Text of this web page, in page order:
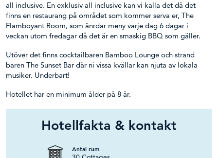
all inclusive. En exklusiv all inclusive kan vi kalla det då det
finns en restaurang på området som kommer serva er, The
Flamboyant Room, som änrdar meny varje dag 6 dagar i
veckan utom fredagar då det är en smaskig BBQ som gäller.
Utöver det finns cocktailbaren Bamboo Lounge och strand
baren The Sunset Bar där ni vissa kvällar kan njuta av lokala
musiker. Underbart!
Hotellet har en minimum ålder på 8 år.
Hotellfakta & kontakt
Antal rum